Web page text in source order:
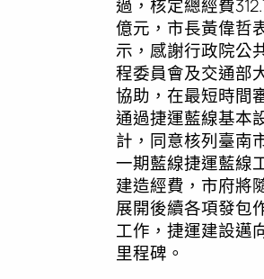
過，核定總經費
億元，市長黃偉哲
示，感謝行政院公
程委員會及交通部
協助，在最短時間
通過捷運藍線基本
計，同意核列臺南
一期藍線捷運藍線
建造經費，市府將
展開後續各項發包
工作，捷運建設邁
里程碑。